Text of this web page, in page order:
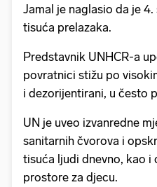
Jamal je naglasio da je
tisuća prelazaka.
Predstavnik UNHCR-a
povratnici stižu po
i dezorijentirani, u često
UN je uveo izvanredne
sanitarnih čvorova i
tisuća ljudi dnevno, kao i
prostore za djecu.